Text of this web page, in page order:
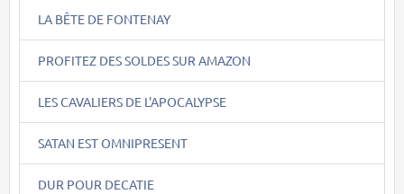
LA BÊTE DE FONTENAY
PROFITEZ DES SOLDES SUR AMAZON
LES CAVALIERS DE L'APOCALYPSE
SATAN EST OMNIPRESENT
DUR POUR DECATIE